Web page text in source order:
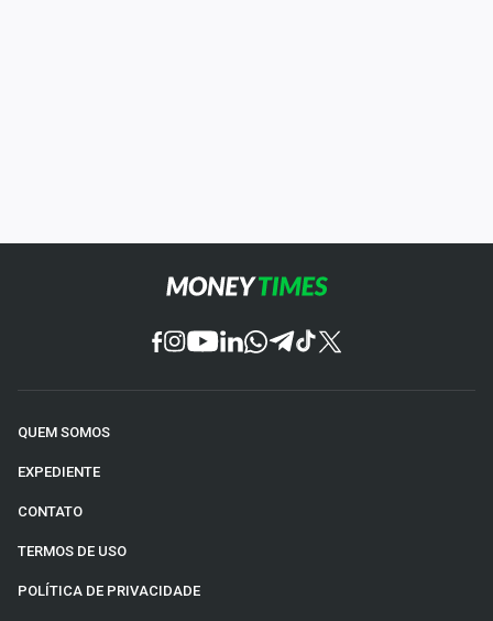
QUEM SOMOS
EXPEDIENTE
CONTATO
TERMOS DE USO
POLÍTICA DE PRIVACIDADE